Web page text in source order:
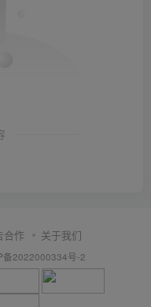
合作 关于我们
备2022000334号-2